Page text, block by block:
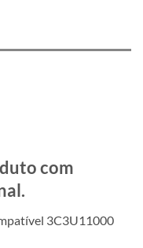
com
3C3U11000